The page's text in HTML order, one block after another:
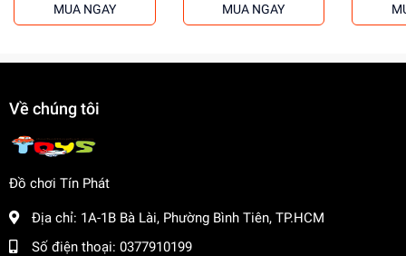
MUA NGAY MUA NGAY
Về chúng tôi
Đồ chơi Tín Phát
Địa chỉ: 1A-1B Bà Lài, Phường Bình Tiên, TP.HCM
Số điện thoại: 0377910199